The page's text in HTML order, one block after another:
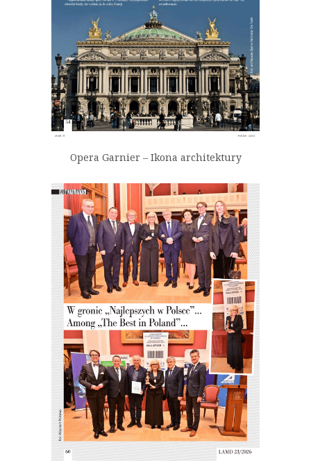
Opera Garnier – Ikona architektury